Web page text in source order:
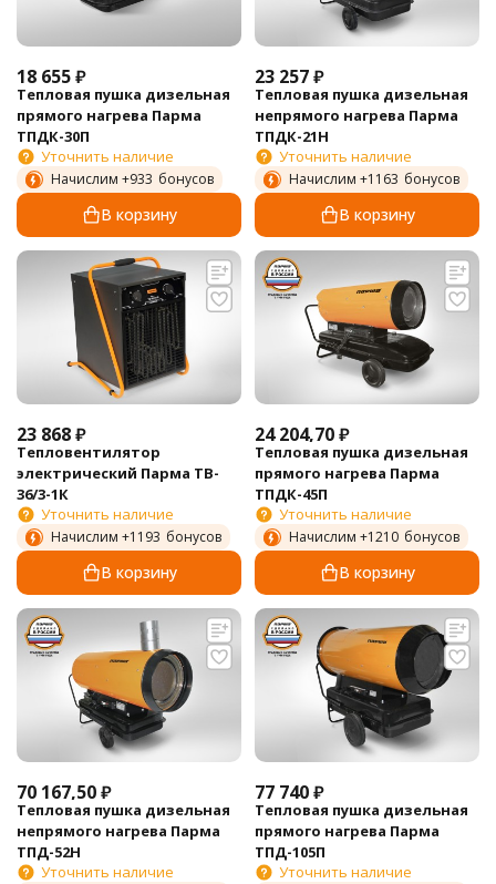
18 655₽
Тепловая пушка дизельная
прямого нагрева Парма
ТПДК-30П
Уточнить наличие
Начислим +933 бонусов
В корзину
23 257₽
Тепловая пушка дизельная
непрямого нагрева Парма
ТПДК-21Н
Уточнить наличие
Начислим +1163 бонусов
В корзину
23 868₽
Тепловентилятор
электрический Парма TB-
36/3-1К
Уточнить наличие
Начислим +1193 бонусов
В корзину
24 204,70₽
Тепловая пушка дизельная
прямого нагрева Парма
ТПДК-45П
Уточнить наличие
Начислим +1210 бонусов
В корзину
70 167,50₽
Тепловая пушка дизельная
непрямого нагрева Парма
ТПД-52Н
Уточнить наличие
77 740₽
Тепловая пушка дизельная
прямого нагрева Парма
ТПД-105П
Уточнить наличие